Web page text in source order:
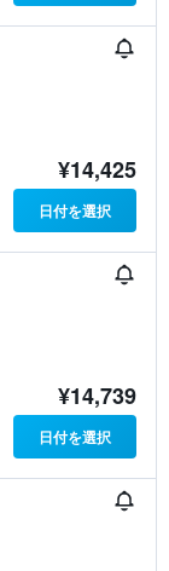
¥14,425
日付を選択
¥14,739
日付を選択